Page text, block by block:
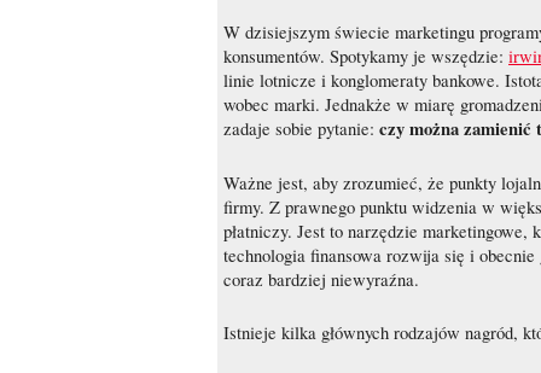
W dzisiejszym świecie marketingu
konsumentów. Spotykamy je wszędzie:
linie lotnicze i konglomeraty bankowe.
wobec marki. Jednakże w miarę
zadaje sobie pytanie: czy można zamienić
Ważne jest, aby zrozumieć, że punkty
firmy. Z prawnego punktu widzenia w
płatniczy. Jest to narzędzie marketingowe,
technologia finansowa rozwija się i
coraz bardziej niewyraźna.
Istnieje kilka głównych rodzajów nagród,